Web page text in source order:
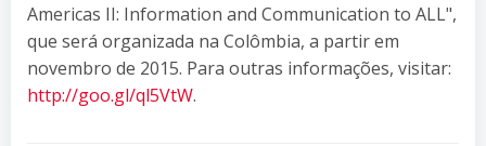
Americas II: Information and Communication to ALL",
que será organizada na Colômbia, a partir em
novembro de 2015. Para outras informações, visitar:
http://goo.gl/ql5VtW.